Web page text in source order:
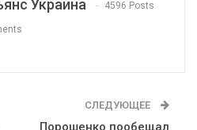
Украина 4596 Posts
СЛЕДУЮЩЕЕ
Порошенко пообещал